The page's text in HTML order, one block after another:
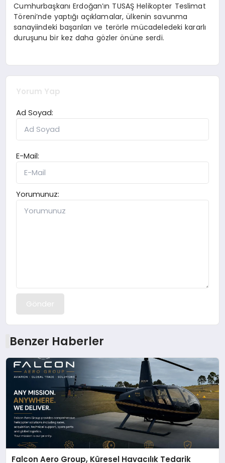
Cumhurbaşkanı Erdoğan’ın TUSAŞ Helikopter Teslimat
Töreni’nde yaptığı açıklamalar, ülkenin savunma
sanayiindeki başarıları ve terörle mücadeledeki kararlı
duruşunu bir kez daha gözler önüne serdi.
Yorum Yap
Ad Soyad:
E-Mail:
Yorumunuz:
Gönder
Benzer Haberler
Falcon Aero Group, Küresel Havacılık Tedarik